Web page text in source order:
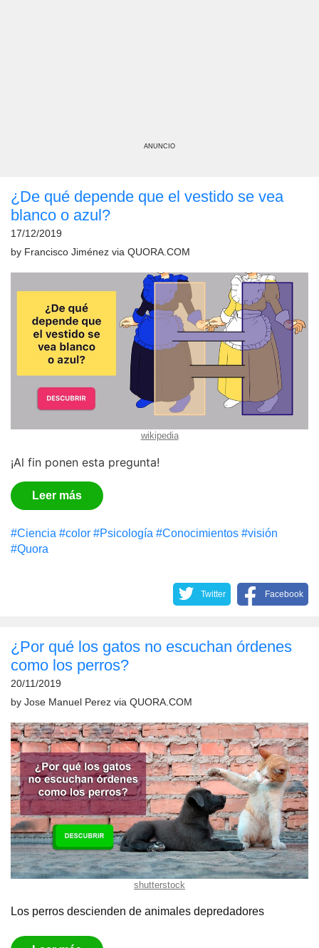
ANUNCIO
¿De qué depende que el vestido se vea
blanco o azul?
17/12/2019
by Francisco Jiménez via QUORA.COM
wikipedia
¡Al fin ponen esta pregunta!
Leer más
#Сiencia #color #Psicología #Conocimientos #visión
#Quora
Twitter Facebook
¿Por qué los gatos no escuchan órdenes
como los perros?
20/11/2019
by Jose Manuel Perez via QUORA.COM
shutterstock
Los perros descienden de animales depredadores